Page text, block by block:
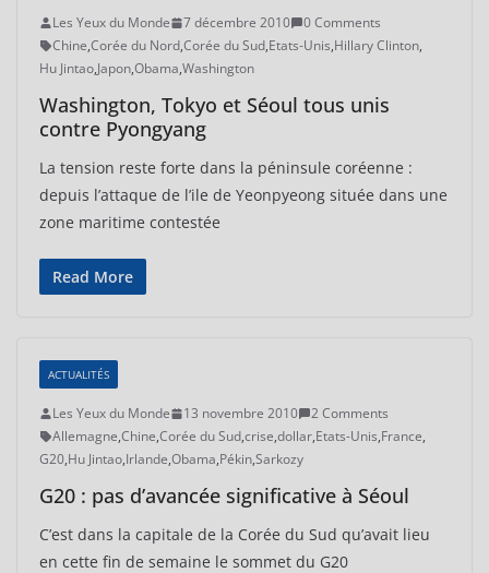
Les Yeux du Monde 7 décembre 2010
0 Comments
Chine,Corée du Nord,Corée du Sud,Etats-Unis,Hillary Clinton,
Hu Jintao,Japon,Obama,Washington
Washington, Tokyo et Séoul tous unis
contre Pyongyang
La tension reste forte dans la péninsule coréenne :
depuis l’attaque de l’ile de Yeonpyeong située dans une
zone maritime contestée
Read More
ACTUALITÉS
Les Yeux du Monde 13 novembre 2010
2 Comments
Allemagne,Chine,Corée du Sud,crise,dollar,Etats-Unis,France,
G20,Hu Jintao,Irlande,Obama,Pékin,Sarkozy
G20 : pas d’avancée significative à Séoul
C’est dans la capitale de la Corée du Sud qu’avait lieu
en cette fin de semaine le sommet du G20